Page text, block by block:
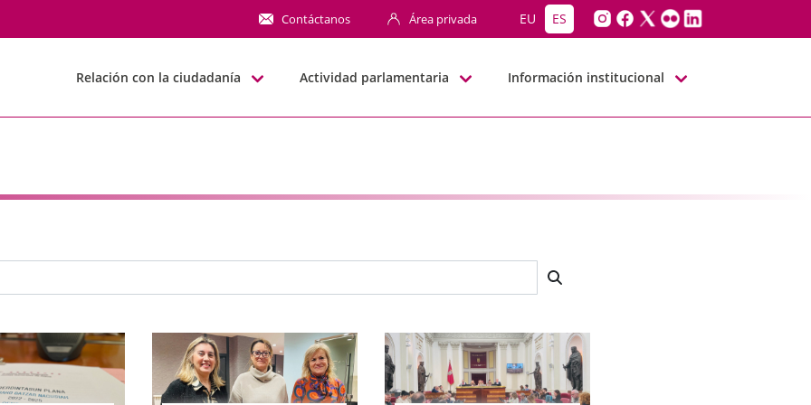
Contáctanos Área privada EU ES
Relación con la ciudadanía Actividad parlamentaria Información institucional
búsqueda